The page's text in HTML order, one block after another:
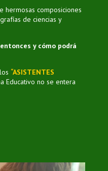
composiciones
de ciencias y
y cómo podrá
“ASISTENTES
Educativo no se entera